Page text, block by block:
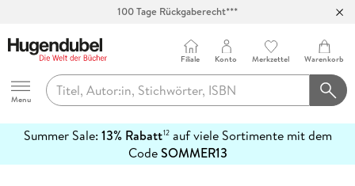
100 Tage Rückgaberecht***
Hugendubel
Menu
Filiale Konto Merkzettel Warenkorb
Summer Sale: 13% Rabatt12auf viele Sortimente mit dem
CodeSOMMER13
erfahren